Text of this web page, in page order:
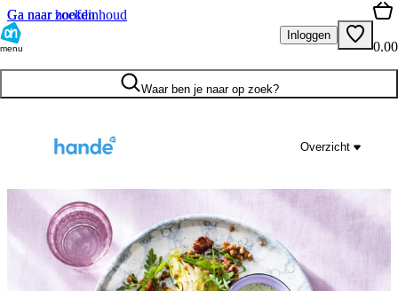
Ga naar hoofdinhoud
Ga naar zoeken
menu
Inloggen
0.00
Waar ben je naar op zoek?
Overzicht